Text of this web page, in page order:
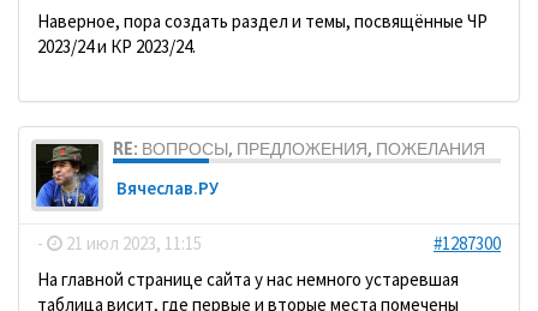
Наверное, пора создать раздел и темы, посвящённые ЧР
2023/24 и КР 2023/24.
RE: ВОПРОСЫ, ПРЕДЛОЖЕНИЯ, ПОЖЕЛАНИЯ
Вячеслав.РУ
- 21 июл 2023, 11:15
#1287300
На главной странице сайта у нас немного устаревшая
таблица висит, где первые и вторые места помечены